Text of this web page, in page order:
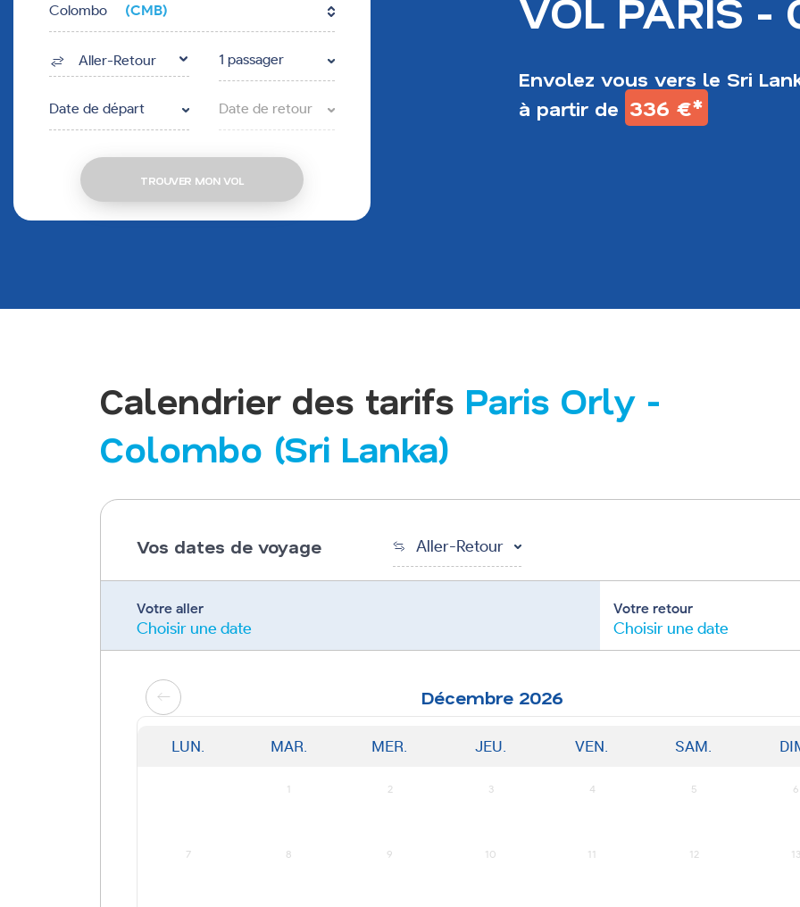
Colombo (CMB)
Aller-Retour 1 passager
Date de départ Date de retour
VOL PARIS -
Envolez vous vers le Sri
à partir de 336 €*
Calendrier des tarifs Paris Orly -
Colombo (Sri Lanka)
Vos dates de voyage Aller-Retour
Votre aller
Choisir une date
Votre retour
Choisir une date
Décembre 2026
LUN. MAR. MER. JEU. VEN. SAM.
1 2 3 4 5 6
7 8 9 10 11 12 13